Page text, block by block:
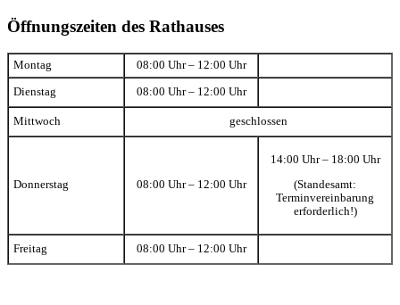
Öffnungszeiten des Rathauses
Montag 08:00 Uhr – 12:00 Uhr
Dienstag 08:00 Uhr – 12:00 Uhr
Mittwoch geschlossen
Donnerstag 08:00 Uhr – 12:00 Uhr
14:00 Uhr – 18:00 Uhr
(Standesamt:
Terminvereinbarung
erforderlich!)
Freitag 08:00 Uhr – 12:00 Uhr